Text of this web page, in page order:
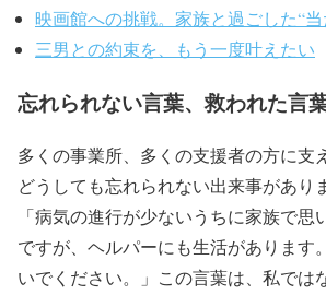
映画館への挑戦。家族と過ごした“
三男との約束を、もう一度叶えたい
忘れられない言葉、救われた言
多くの事業所、多くの支援者の方に支
どうしても忘れられない出来事があり
「病気の進行が少ないうちに家族で思
ですが、ヘルパーにも生活があります
いでください。」この言葉は、私では